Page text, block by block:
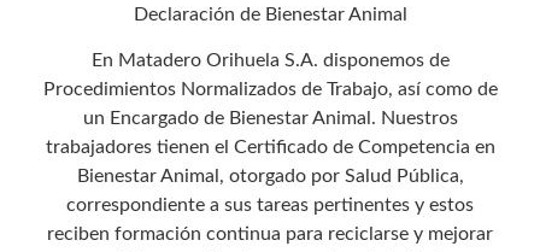
Declaración de Bienestar Animal
En Matadero Orihuela S.A. disponemos de
Procedimientos Normalizados de Trabajo, así como de
un Encargado de Bienestar Animal. Nuestros
trabajadores tienen el Certificado de Competencia en
Bienestar Animal, otorgado por Salud Pública,
correspondiente a sus tareas pertinentes y estos
reciben formación continua para reciclarse y mejorar